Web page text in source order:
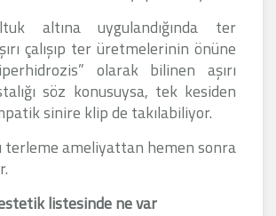
altına uygulandığında ter
çalışıp ter üretmelerinin önüne
olarak bilinen aşırı
söz konusuysa, tek kesiden
sinire klip de takılabiliyor.
terleme ameliyattan hemen sonra
listesinde ne var